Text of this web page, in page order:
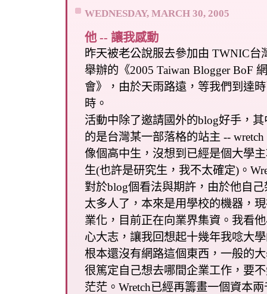
WEDNESDAY, MARCH 30, 2005
他 -- 讓我感動
昨天被老公說服去參加由 TWNIC台
舉辦的《2005 Taiwan Blogger BoF
會》，由於天雨路遠，等我們到達
時。
活動中除了邀請國外的blog好手，
的是台灣某一部落格的站主 --
像個高中生，沒想到已經是個大學
生(也許是研究生，我不太確定)。
對於blog個看法與期許，由於他自
太多人了，本來是用學校的機器，
業化，目前正在向業界集資。我看
心大志，讓我回想起十幾年我唸大
根本還沒有網路這個東西，一般的
很篤定自己想去哪間企業工作，要
茫茫。Wretch已經再籌畫一個資本